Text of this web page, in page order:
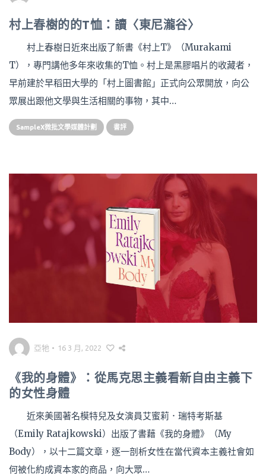
村上春樹的的T恤：讀〈東尼瀧谷〉
村上春樹日近來出版了新書《村上T》（Murakami
T），專門講他多年來收集的T恤。村上是黑膠唱片的收藏者，
早前建於早稻田大學的「村上圖書館」正式向公眾開放，向公
眾展出跟他文學與生活相關的事物，其中…
SampleX微批文學媒體計劃 書評
亞牠 • 16 3 月, 2022
《我的身體》：從馬克思主義看新自由主義下
的女性身體
近來美國著名模特兒及女演員艾蜜莉．瑞特考斯基
（Emily Ratajkowski）出版了書藉《我的身體》（My
Body），以十二篇文章，逐一剖析女性在當代資本主義社會如
何被化約成資本家的商品，向大眾…